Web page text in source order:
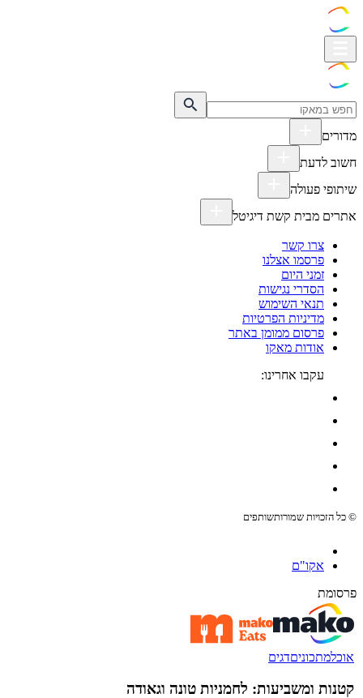
מדורים
חשוב לדעת
שיתופי פעולה
אתרים מבית קשת דיגיטל
צרו קשר
פרסמו אצלנו
זמני היום
הסדרי נגישות
תנאי השימוש
מדיניות הפרטיות
פרסום ממומן באתר
אודות מאקו
עקבו אחרינו:
© כל הזכויות שמורותשותפים
אקו"ם
פרסומת
אוכלמתכוניםדגים
קטנות ומשביעות: לחמניות טונה וגאודה